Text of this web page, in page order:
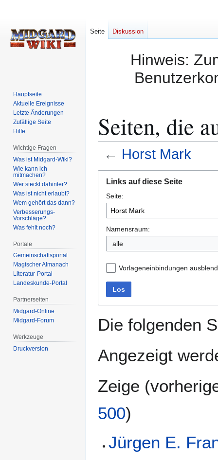
Hinweis:
Seiten, die
← Horst Mark
Navigation
springen
Suche
springen
Links auf diese Seite
Seite:
Namensraum:
alle
Vorlageneinbindungen
Los
Die folgenden
Angezeigt
Zeige (
500)
Jürgen E.
Seite Diskussion
Hauptseite
Aktuelle Ereignisse
Letzte Änderungen
Zufällige Seite
Hilfe
Wichtige Fragen
Was ist Midgard-Wiki?
Wie kann ich
mitmachen?
Wer steckt dahinter?
Was ist nicht erlaubt?
Wem gehört das dann?
Verbesserungs-
Vorschläge?
Was fehlt noch?
Portale
Gemeinschafts­portal
Magischer Almanach
Literatur-Portal
Landeskunde-Portal
Partnerseiten
Midgard-Online
Midgard-Forum
Werkzeuge
Druckversion